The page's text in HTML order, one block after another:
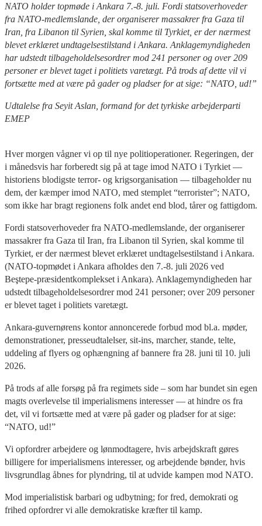
NATO holder topmøde i Ankara 7.-8. juli. Fordi statsoverhoveder
fra NATO-medlemslande, der organiserer massakrer fra Gaza til
Iran, fra Libanon til Syrien, skal komme til Tyrkiet, er der nærmest
blevet erklæret undtagelsestilstand i Ankara. Anklagemyndigheden
har udstedt tilbageholdelsesordrer mod 241 personer og over 209
personer er blevet taget i politiets varetægt. På trods af dette vil vi
fortsætte med at være på gader og pladser for at sige: “NATO, ud!”
Udtalelse fra Seyit Aslan, formand for det tyrkiske arbejderparti
EMEP
Hver morgen vågner vi op til nye politioperationer. Regeringen, der
i månedsvis har forberedt sig på at tage imod NATO i Tyrkiet —
historiens blodigste terror- og krigsorganisation — tilbageholder nu
dem, der kæmper imod NATO, med stemplet “terrorister”; NATO,
som ikke har bragt regionens folk andet end blod, tårer og fattigdom.
Fordi statsoverhoveder fra NATO-medlemslande, der organiserer
massakrer fra Gaza til Iran, fra Libanon til Syrien, skal komme til
Tyrkiet, er der nærmest blevet erklæret undtagelsestilstand i Ankara.
(NATO-topmødet i Ankara afholdes den 7.-8. juli 2026 ved
Beştepe-præsidentkomplekset i Ankara). Anklagemyndigheden har
udstedt tilbageholdelsesordrer mod 241 personer; over 209 personer
er blevet taget i politiets varetægt.
Ankara-guvernørens kontor annoncerede forbud mod bl.a. møder,
demonstrationer, presseudtalelser, sit-ins, marcher, stande, telte,
uddeling af flyers og ophængning af bannere fra 28. juni til 10. juli
2026.
På trods af alle forsøg på fra regimets side – som har bundet sin egen
magts overlevelse til imperialismens interesser — at hindre os fra
det, vil vi fortsætte med at være på gader og pladser for at sige:
“NATO, ud!”
Vi opfordrer arbejdere og lønmodtagere, hvis arbejdskraft gøres
billigere for imperialismens interesser, og arbejdende bønder, hvis
livsgrundlag åbnes for plyndring, til at udvide kampen mod NATO.
Mod imperialistisk barbari og udbytning; for fred, demokrati og
frihed opfordrer vi alle demokratiske kræfter til kamp.